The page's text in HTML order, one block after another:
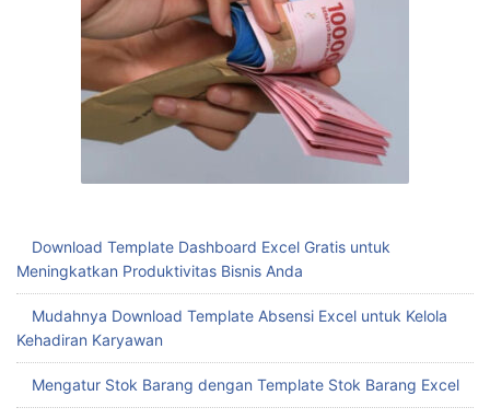
Download Template Dashboard Excel Gratis untuk
Meningkatkan Produktivitas Bisnis Anda
Mudahnya Download Template Absensi Excel untuk Kelola
Kehadiran Karyawan
Mengatur Stok Barang dengan Template Stok Barang Excel